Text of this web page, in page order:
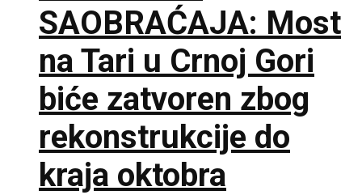
SAOBRAĆAJA: Most
na Tari u Crnoj Gori
biće zatvoren zbog
rekonstrukcije do
kraja oktobra